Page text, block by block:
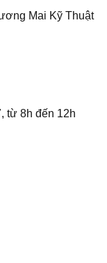
Mai Kỹ Thuật
từ 8h đến 12h